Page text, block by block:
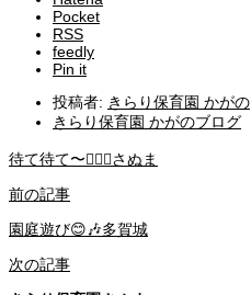
Pocket
RSS
feedly
Pin it
投稿者: きらり保育園 かがの
きらり保育園 かがのブログ
待て待て〜🏃‍♂️✨さぬま
前の記事
園庭遊び😊🎶多賀城
次の記事